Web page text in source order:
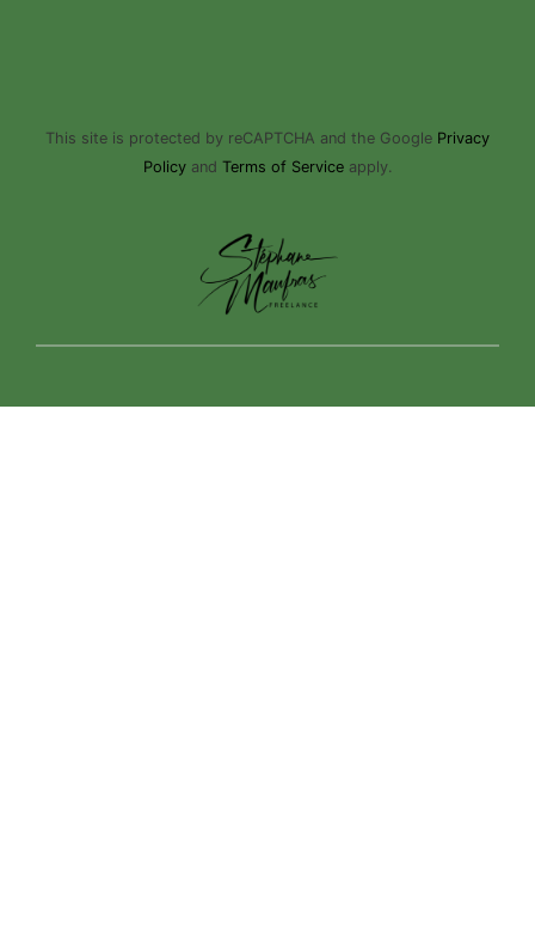
This site is protected by reCAPTCHA and the Google Privacy
Policyand Terms of Serviceapply.